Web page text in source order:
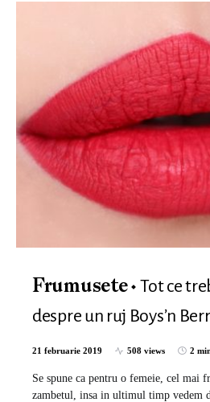
Frumusete
Tot ce
despre un ruj Boys’n
21 februarie 2019 508 views 2
Se spune ca pentru o femeie, cel mai
zambetul, insa in ultimul timp vedem